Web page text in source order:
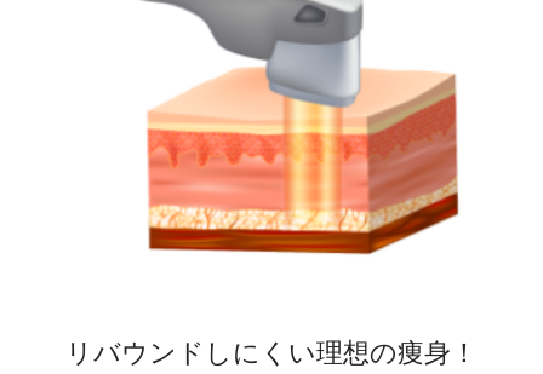
リバウンドしにくい理想の痩身！